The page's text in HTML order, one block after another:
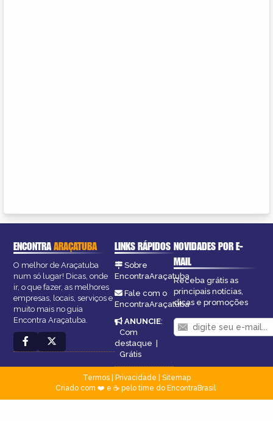
ENCONTRAARAÇATUBA
O melhor de Araçatuba
num só lugar! Dicas, onde
ir, o que fazer, as melhores
empresas, locais, serviços e
muito mais no guia
Encontra Araçatuba.
LINKS RÁPIDOS
Sobre
EncontraAraçatuba
Fale com o
EncontraAraçatuba
ANUNCIE:
Com
destaque |
Grátis
NOVIDADES POR E-
MAIL
Receba grátis as
principais notícias,
dicas e promoções
Termos| Privacidade
Sitemap
Criado com ❤️ e ☕ pelo time do EncontraBrasil